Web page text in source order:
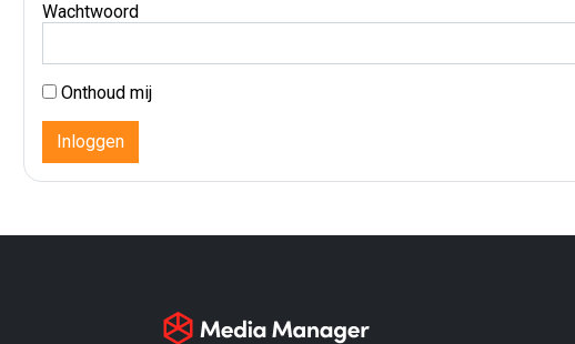
Wachtwoord
Onthoud mij